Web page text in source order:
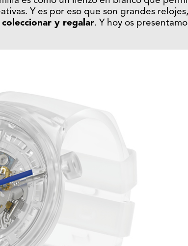
Y es por eso que son grandes
coleccionar y regalar. Y hoy os